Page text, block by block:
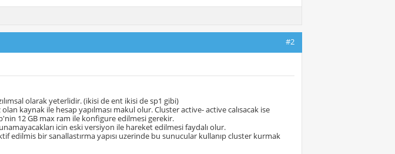
#2
olarak yeterlidir. (ikisi de ent ikisi de sp1 gibi)
kaynak ile hesap yapılması makul olur. Cluster active- active calısacak ise
12 GB max ram ile konfigure edilmesi gerekir.
icin eski versiyon ile hareket edilmesi faydalı olur.
edilmis bir sanallastırma yapısı uzerinde bu sunucular kullanıp cluster kurmak